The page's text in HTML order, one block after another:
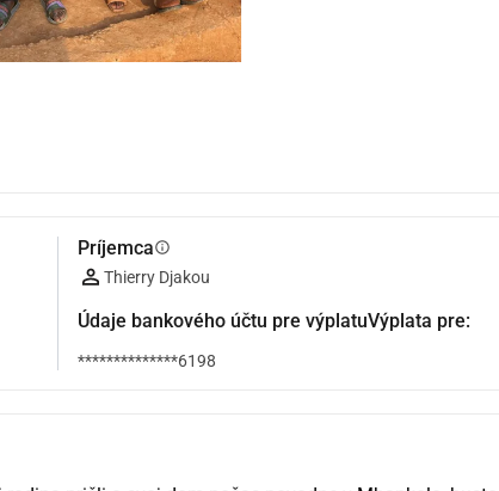
Príjemcainfo
Thierry Djakou
Údaje bankového účtu pre výplatuVýplata pre:
**************6198